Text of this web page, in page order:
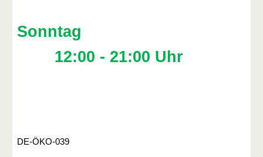
Sonntag
12:00 - 21:00 Uhr
DE-ÖKO-039